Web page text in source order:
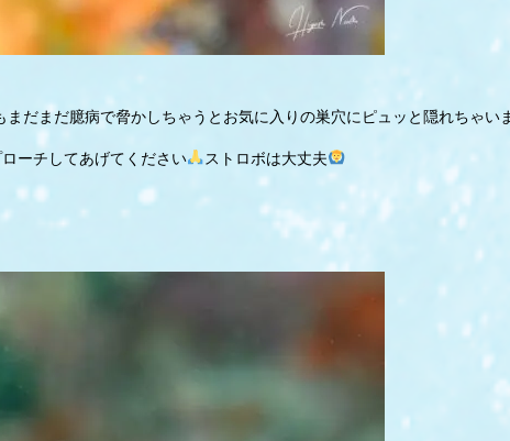
だまだ臆病で脅かしちゃうとお気に入りの巣穴にピュッと隠れちゃい
ーチしてあげてください ストロボは大丈夫